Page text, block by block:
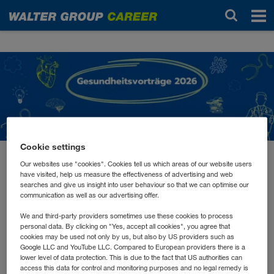
Новости
март 2026
Impulse für Körper und
Geist
Gesundheit, mentale Stärke und Regeneration sind
wichtige Grundlagen für Wohlbefinden und
Cookie settings
Our websites use "cookies". Cookies tell us which areas of our website users
have visited, help us measure the effectiveness of advertising and web
searches and give us insight into user behaviour so that we can optimise our
communication as well as our advertising offer.
We and third-party providers sometimes use these cookies to process
personal data. By clicking on "Yes, accept all cookies", you agree that
cookies may be used not only by us, but also by US providers such as
Google LLC and YouTube LLC. Compared to European providers there is a
lower level of data protection. This is due to the fact that US authorities can
access this data for control and monitoring purposes and no legal remedy is